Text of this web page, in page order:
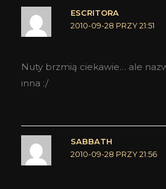
ESCRITORA
2010-09-28 PRZY 21:51
Nuty brzmią ciekawie… ale
inna :/
SABBATH
2010-09-28 PRZY 21:56